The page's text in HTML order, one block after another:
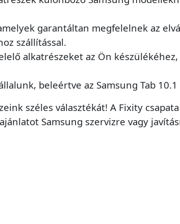
garantáltan megfelelnek az
szállítással.
alkatrészeket az Ön készülékéhez,
beleértve az Samsung Tab
széles választékát! A Fixity
Samsung szervizre vagy